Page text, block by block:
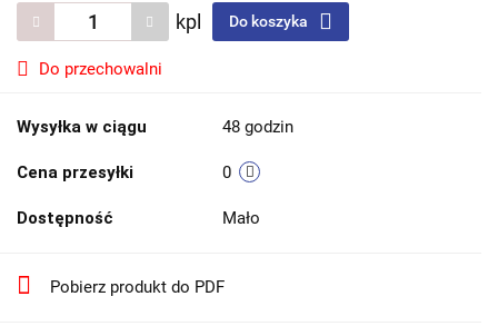
kpl Do koszyka
Do przechowalni
Wysyłka w ciągu 48 godzin
Cena przesyłki 0
Dostępność Mało
Pobierz produkt do PDF